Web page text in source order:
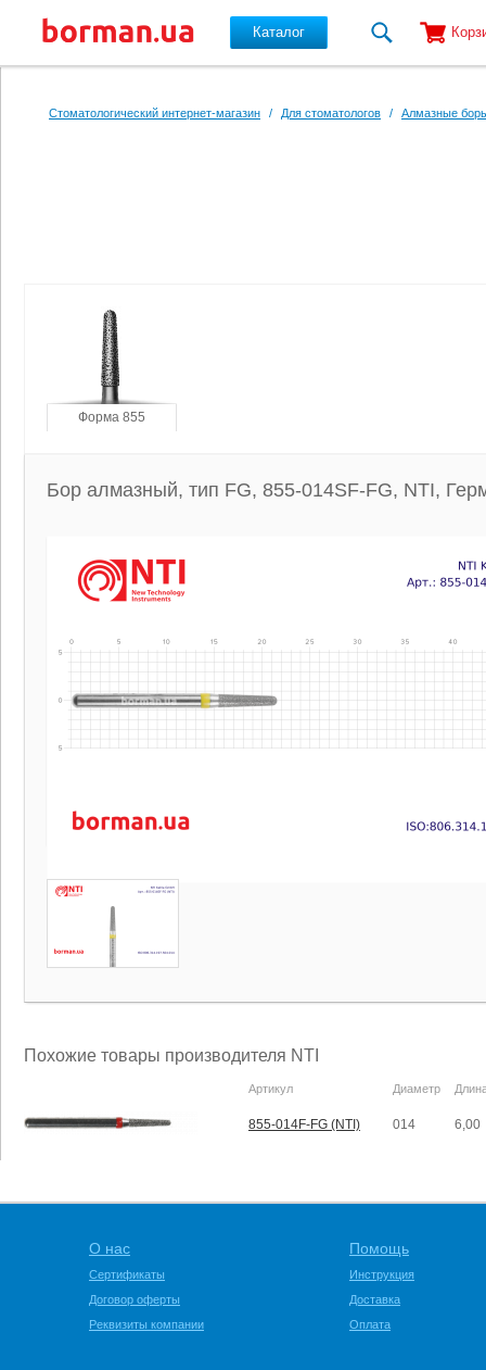
Каталог
Стоматологический интернет-магазин / Для стоматологов / Алмазные
Форма 855
Бор алмазный, тип FG, 855-014SF-FG, NTI,
Похожие товары производителя NTI
Артикул Диаметр
855-014F-FG (NTI) 014 6,00
О нас
Сертификаты
Договор оферты
Реквизиты компании
Помощь
Инструкция
Доставка
Оплата